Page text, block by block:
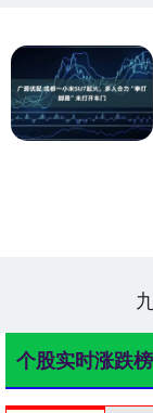
个股实时涨跌榜